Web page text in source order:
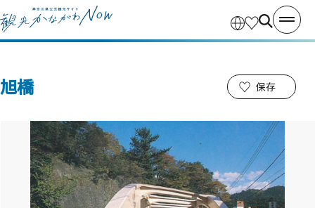
旭橋 保存